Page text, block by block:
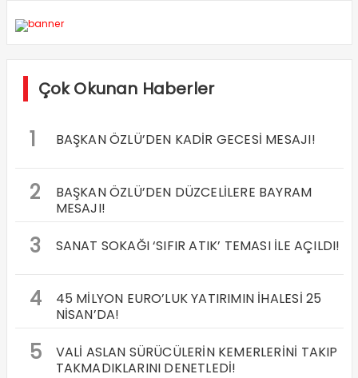
Çok Okunan Haberler
1 BAŞKAN ÖZLÜ’DEN KADİR GECESİ MESAJI!
2
BAŞKAN ÖZLÜ’DEN DÜZCELİLERE BAYRAM
MESAJI!
3 SANAT SOKAĞI ‘SIFIR ATIK’ TEMASI İLE AÇILDI!
4
45 MİLYON EURO’LUK YATIRIMIN İHALESİ 25
NİSAN’DA!
5
VALİ ASLAN SÜRÜCÜLERİN KEMERLERİNİ TAKIP
TAKMADIKLARINI DENETLEDİ!